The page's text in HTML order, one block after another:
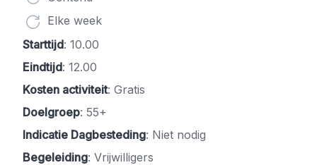
Elke week
Starttijd: 10.00
Eindtijd: 12.00
Kosten activiteit: Gratis
Doelgroep: 55+
Indicatie Dagbesteding: Niet nodig
Begeleiding: Vrijwilligers